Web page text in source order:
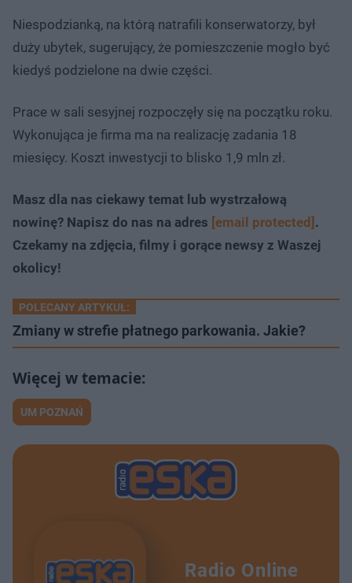
Niespodzianką, na którą natrafili konserwatorzy, był
duży ubytek, sugerujący, że pomieszczenie mogło być
kiedyś podzielone na dwie części.
Prace w sali sesyjnej rozpoczęły się na początku roku.
Wykonująca je firma ma na realizację zadania 18
miesięcy. Koszt inwestycji to blisko 1,9 mln zł.
Masz dla nas ciekawy temat lub wystrzałową
nowinę? Napisz do nas na adres [email protected] .
Czekamy na zdjęcia, filmy i gorące newsy z Waszej
okolicy!
POLECANY ARTYKUŁ:
Zmiany w strefie płatnego parkowania. Jakie?
UM POZNAŃ
Radio Online